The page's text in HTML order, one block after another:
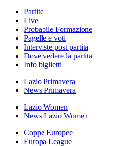
Partite
Live
Probabile Formazione
Pagelle e voti
Interviste post partita
Dove vedere la partita
Info biglietti
Lazio Primavera
News Primavera
Lazio Women
News Lazio Women
Coppe Europee
Europa League